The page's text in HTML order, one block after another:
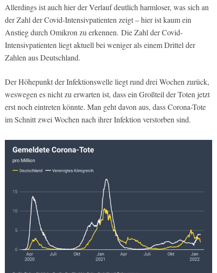
Allerdings ist auch hier der Verlauf deutlich harmloser, was sich an
der Zahl der Covid-Intensivpatienten zeigt – hier ist kaum ein
Anstieg durch Omikron zu erkennen. Die Zahl der Covid-
Intensivpatienten liegt aktuell bei weniger als einem Drittel der
Zahlen aus Deutschland.
Der Höhepunkt der Infektionswelle liegt rund drei Wochen zurück,
weswegen es nicht zu erwarten ist, dass ein Großteil der Toten jetzt
erst noch eintreten könnte. Man geht davon aus, dass Corona-Tote
im Schnitt zwei Wochen nach ihrer Infektion verstorben sind.